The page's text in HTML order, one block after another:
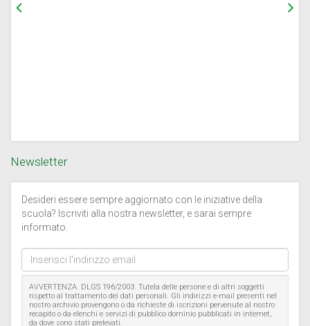
Newsletter
Desideri essere sempre aggiornato con le iniziative della
scuola? Iscriviti alla nostra newsletter, e sarai sempre
informato.
Inserisci
l'indirizzo
email
AVVERTENZA. DLGS 196/2003. Tutela delle persone e di altri soggetti
rispetto al trattamento dei dati personali. Gli indirizzi e-mail presenti nel
nostro archivio provengono o da richieste di iscrizioni pervenute al nostro
recapito o da elenchi e servizi di pubblico dominio pubblicati in internet,
da dove sono stati prelevati.